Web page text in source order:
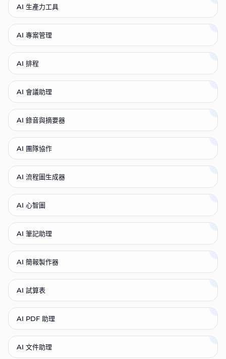
AI 生產力工具
AI 專案管理
AI 排程
AI 會議助理
AI 錄音與摘要器
AI 團隊協作
AI 流程圖生成器
AI 心智圖
AI 筆記助理
AI 簡報製作器
AI 試算表
AI PDF 助理
AI 文件助理